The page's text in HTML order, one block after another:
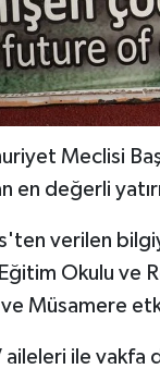
Meclisi
en değerli
verilen
Okulu ve
Müsamere
aileleri ile vakfa